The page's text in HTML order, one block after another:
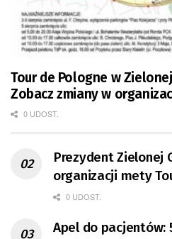
Tour de Pologne w
Zobacz zmiany w
0 UDOST.
Prezydent Zielonej
organizacji mety
0 UDOST.
Apel do pacjentów: